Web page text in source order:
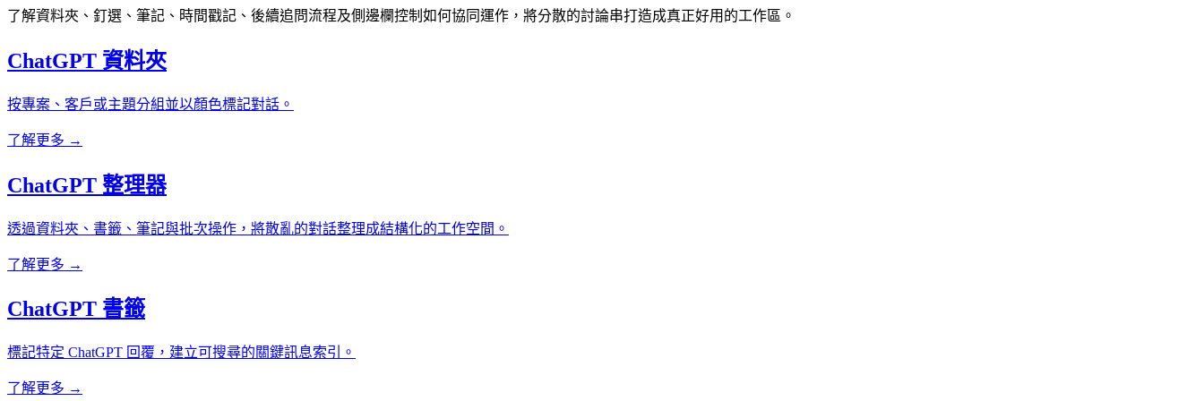
了解資料夾、釘選、筆記、時間戳記、後續追問流程及側邊欄控制如何協同運作，將分散的討論串打造成真正好用的工作區。
ChatGPT 資料夾
按專案、客戶或主題分組並以顏色標記對話。
了解更多 →
ChatGPT 整理器
透過資料夾、書籤、筆記與批次操作，將散亂的對話整理成結構化的工作空間。
了解更多 →
ChatGPT 書籤
標記特定 ChatGPT 回覆，建立可搜尋的關鍵訊息索引。
了解更多 →